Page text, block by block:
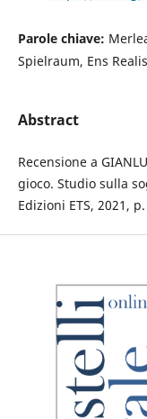
Parole chiave:
Spielraum, Ens
Abstract
Recensione a
gioco. Studio sulla
Edizioni ETS, 2021,